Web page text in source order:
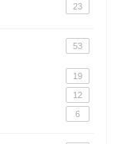
23
53
19
12
6